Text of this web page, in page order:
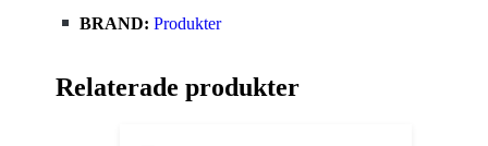
BRAND: Produkter
Relaterade produkter